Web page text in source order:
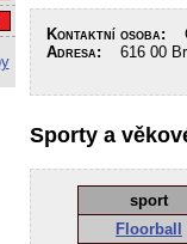
Kontaktní osoba:
Adresa: 616 00
Sporty a
sport
Floorball